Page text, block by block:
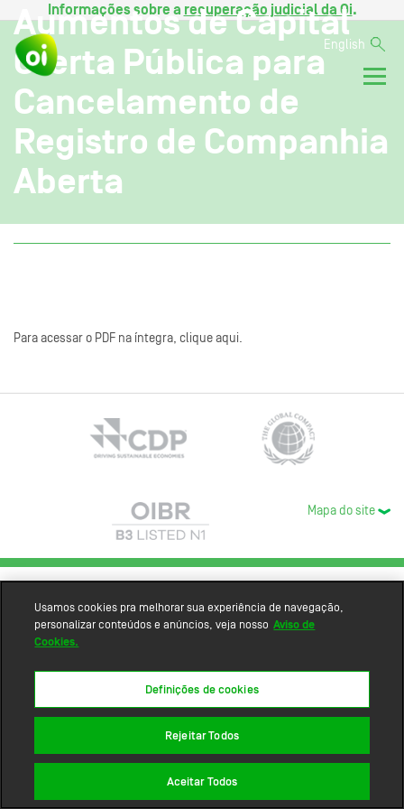
Informações sobre a recuperação judicial da Oi.
English
Aumentos de Capital
Oferta Pública para
Cancelamento de
Registro de Companhia
Aberta
Para acessar o PDF na íntegra, clique aqui.
Mapa do site
Usamos cookies pra melhorar sua experiência de navegação,
personalizar conteúdos e anúncios, veja nosso Aviso de
Cookies.
Definições de cookies
Rejeitar Todos
Aceitar Todos